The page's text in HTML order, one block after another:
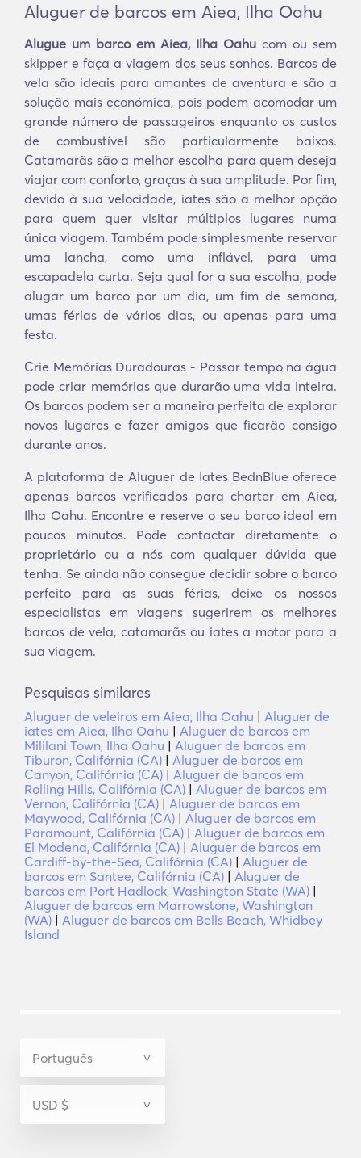
Aluguer de barcos em Aiea, Ilha Oahu
Alugue um barco em Aiea, Ilha Oahu com ou sem
skipper e faça a viagem dos seus sonhos. Barcos de
vela são ideais para amantes de aventura e são a
solução mais económica, pois podem acomodar um
grande número de passageiros enquanto os custos
de combustível são particularmente baixos.
Catamarãs são a melhor escolha para quem deseja
viajar com conforto, graças à sua amplitude. Por fim,
devido à sua velocidade, iates são a melhor opção
para quem quer visitar múltiplos lugares numa
única viagem. Também pode simplesmente reservar
uma lancha, como uma inflável, para uma
escapadela curta. Seja qual for a sua escolha, pode
alugar um barco por um dia, um fim de semana,
umas férias de vários dias, ou apenas para uma
festa.
Crie Memórias Duradouras - Passar tempo na água
pode criar memórias que durarão uma vida inteira.
Os barcos podem ser a maneira perfeita de explorar
novos lugares e fazer amigos que ficarão consigo
durante anos.
A plataforma de Aluguer de Iates BednBlue oferece
apenas barcos verificados para charter em Aiea,
Ilha Oahu. Encontre e reserve o seu barco ideal em
poucos minutos. Pode contactar diretamente o
proprietário ou a nós com qualquer dúvida que
tenha. Se ainda não consegue decidir sobre o barco
perfeito para as suas férias, deixe os nossos
especialistas em viagens sugerirem os melhores
barcos de vela, catamarãs ou iates a motor para a
sua viagem.
Pesquisas similares
Aluguer de veleiros em Aiea, Ilha Oahu | Aluguer de
iates em Aiea, Ilha Oahu | Aluguer de barcos em
Mililani Town, Ilha Oahu | Aluguer de barcos em
Tiburon, Califórnia (CA) | Aluguer de barcos em
Canyon, Califórnia (CA) | Aluguer de barcos em
Rolling Hills, Califórnia (CA) | Aluguer de barcos em
Vernon, Califórnia (CA) | Aluguer de barcos em
Maywood, Califórnia (CA) | Aluguer de barcos em
Paramount, Califórnia (CA) | Aluguer de barcos em
El Modena, Califórnia (CA) | Aluguer de barcos em
Cardiff-by-the-Sea, Califórnia (CA) | Aluguer de
barcos em Santee, Califórnia (CA) | Aluguer de
barcos em Port Hadlock, Washington State (WA) |
Aluguer de barcos em Marrowstone, Washington
(WA) | Aluguer de barcos em Bells Beach, Whidbey
Island